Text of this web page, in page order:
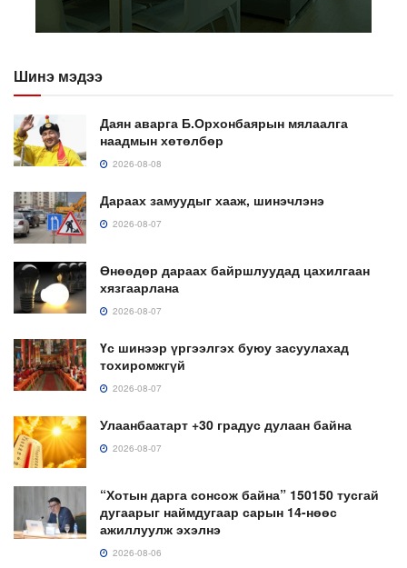
Шинэ мэдээ
Даян аварга Б.Орхонбаярын мялаалга
наадмын хөтөлбөр
2026-08-08
Дараах замуудыг хааж, шинэчлэнэ
2026-08-07
Өнөөдөр дараах байршлуудад цахилгаан
хязгаарлана
2026-08-07
Үс шинээр үргээлгэх буюу засуулахад
тохиромжгүй
2026-08-07
Улаанбаатарт +30 градус дулаан байна
2026-08-07
“Хотын дарга сонсож байна” 150150 тусгай
дугаарыг наймдугаар сарын 14-нөөс
ажиллуулж эхэлнэ
2026-08-06